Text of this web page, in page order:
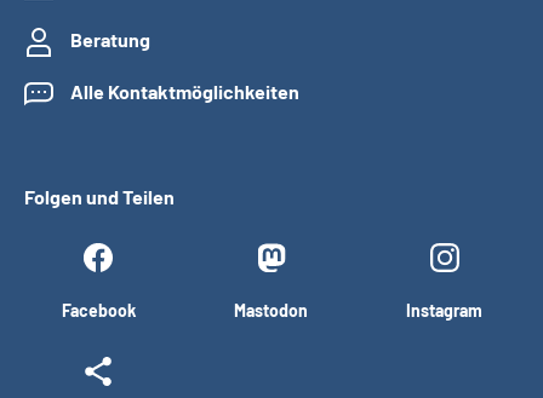
Beratung
Alle Kontaktmöglichkeiten
Folgen und Teilen
Facebook Mastodon Instagram